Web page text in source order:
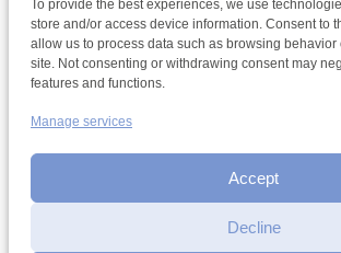
To provide the best experiences, we use
store and/or access device information. Consent to
allow us to process data such as browsing
site. Not consenting or withdrawing consent may
features and functions.
Manage services
Accept
Decline
Find a youth hostel
Discover activities
School Trips and group excursions
Teambuilding
Youth Hostels Luxembourg NPO